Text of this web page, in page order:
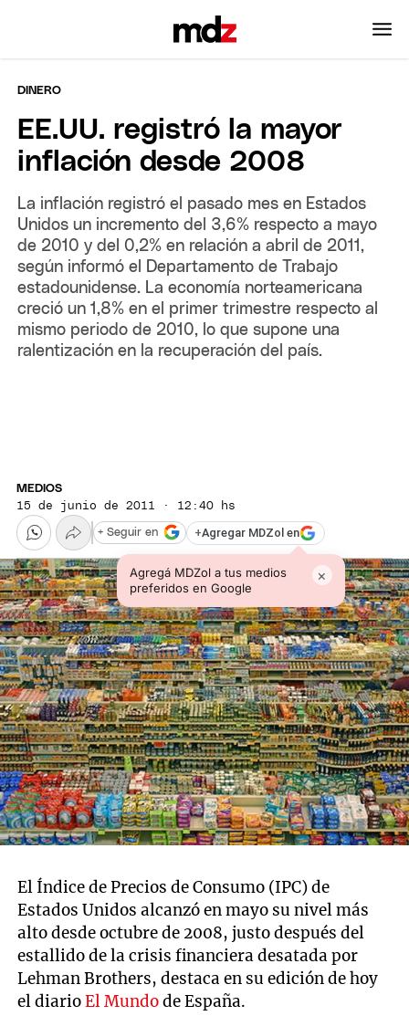
DINERO
EE.UU. registró la mayor
inflación desde 2008
La inflación registró el pasado mes en Estados
Unidos un incremento del 3,6% respecto a mayo
de 2010 y del 0,2% en relación a abril de 2011,
según informó el Departamento de Trabajo
estadounidense. La economía norteamericana
creció un 1,8% en el primer trimestre respecto al
mismo periodo de 2010, lo que supone una
ralentización en la recuperación del país.
MEDIOS
15 de junio de 2011 · 12:40 hs
+Agregar MDZol en
Agregá MDZol a tus medios
preferidos en Google
×
+ Seguir en
El Índice de Precios de Consumo (IPC) de
Estados Unidos alcanzó en mayo su nivel más
alto desde octubre de 2008, justo después del
estallido de la crisis financiera desatada por
Lehman Brothers, destaca en su edición de hoy
el diarioEl Mundode España.